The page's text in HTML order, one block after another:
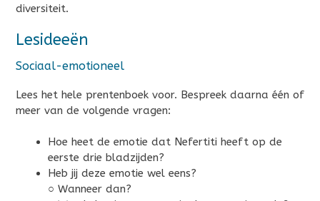
diversiteit.
Lesideeën
Sociaal-emotioneel
Lees het hele prentenboek voor. Bespreek daarna één of
meer van de volgende vragen:
Hoe heet de emotie dat Nefertiti heeft op de
eerste drie bladzijden?
Heb jij deze emotie wel eens?
○ Wanneer dan?